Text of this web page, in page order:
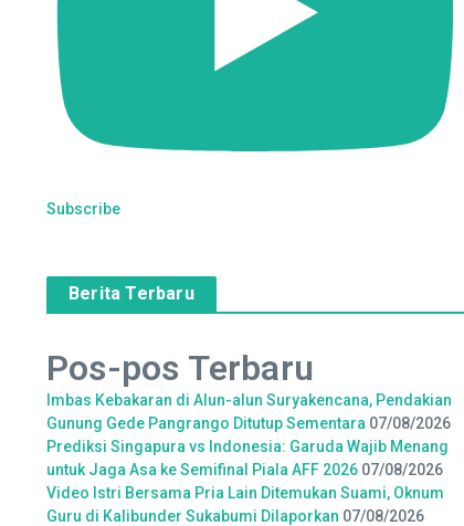
Subscribe
Berita Terbaru
Pos-pos Terbaru
Imbas Kebakaran di Alun-alun Suryakencana, Pendakian
Gunung Gede Pangrango Ditutup Sementara 07/08/2026
Prediksi Singapura vs Indonesia: Garuda Wajib Menang
untuk Jaga Asa ke Semifinal Piala AFF 2026 07/08/2026
Video Istri Bersama Pria Lain Ditemukan Suami, Oknum
Guru di Kalibunder Sukabumi Dilaporkan 07/08/2026